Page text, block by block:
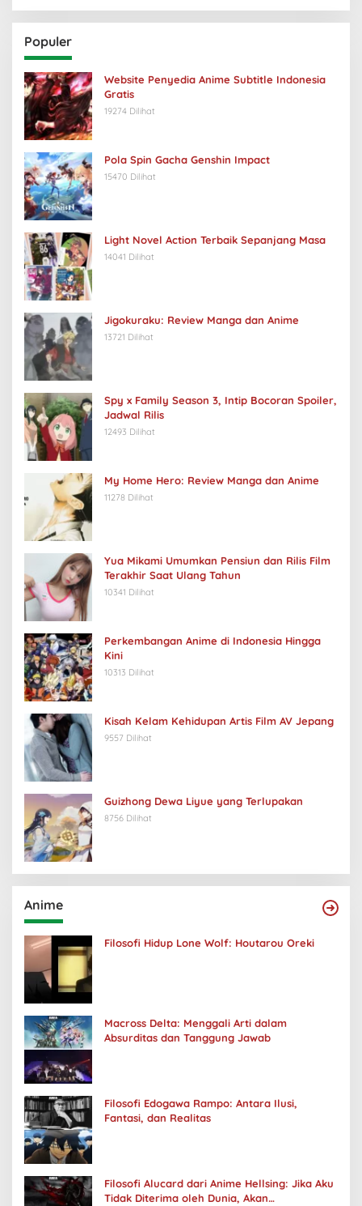
Populer
Website Penyedia Anime Subtitle Indonesia
Gratis
19274 Dilihat
Pola Spin Gacha Genshin Impact
15470 Dilihat
Light Novel Action Terbaik Sepanjang Masa
14041 Dilihat
Jigokuraku: Review Manga dan Anime
13721 Dilihat
Spy x Family Season 3, Intip Bocoran Spoiler,
Jadwal Rilis
12493 Dilihat
My Home Hero: Review Manga dan Anime
11278 Dilihat
Yua Mikami Umumkan Pensiun dan Rilis Film
Terakhir Saat Ulang Tahun
10341 Dilihat
Perkembangan Anime di Indonesia Hingga
Kini
10313 Dilihat
Kisah Kelam Kehidupan Artis Film AV Jepang
9557 Dilihat
Guizhong Dewa Liyue yang Terlupakan
8756 Dilihat
Anime
Filosofi Hidup Lone Wolf: Houtarou Oreki
Macross Delta: Menggali Arti dalam
Absurditas dan Tanggung Jawab
Filosofi Edogawa Rampo: Antara Ilusi,
Fantasi, dan Realitas
Filosofi Alucard dari Anime Hellsing: Jika Aku
Tidak Diterima oleh Dunia, Akan